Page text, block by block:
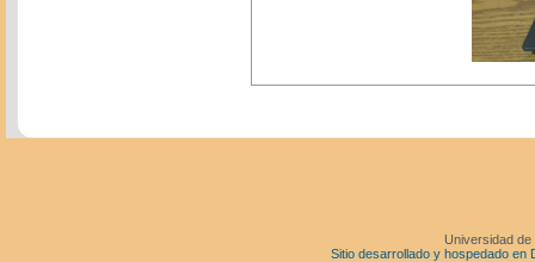
Universidad
Sitio desarrollado y hospedado en